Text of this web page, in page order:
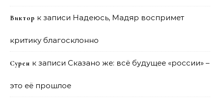
Виктор к записи Надеюсь, Мадяр воспримет
критику благосклонно
Сурен к записи Сказано же: всё будущее «россии» –
это её прошлое